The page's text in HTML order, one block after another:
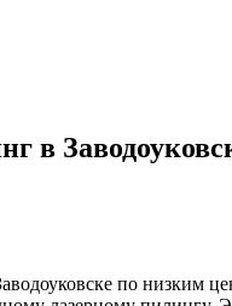
в
по низким